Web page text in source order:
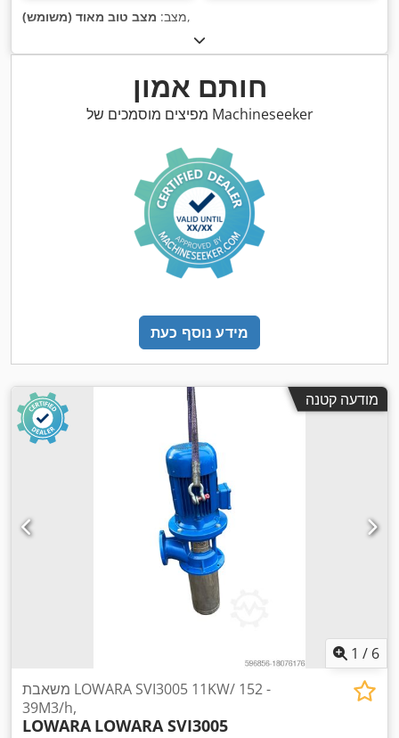
מצב: מצב טוב מאוד (משומש) ,
חותם אמון
מפיצים מוסמכים של Machineseeker
מידע נוסף כעת
מודעה קטנה
1 / 6
משאבת LOWARA SVI3005 11KW/ 152 -
39M3/h,
LOWARA LOWARA SVI3005